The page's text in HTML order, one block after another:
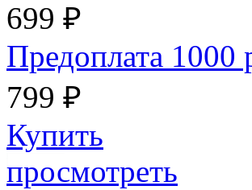
699 ₽
Предоплата
799 ₽
Купить
просмотреть